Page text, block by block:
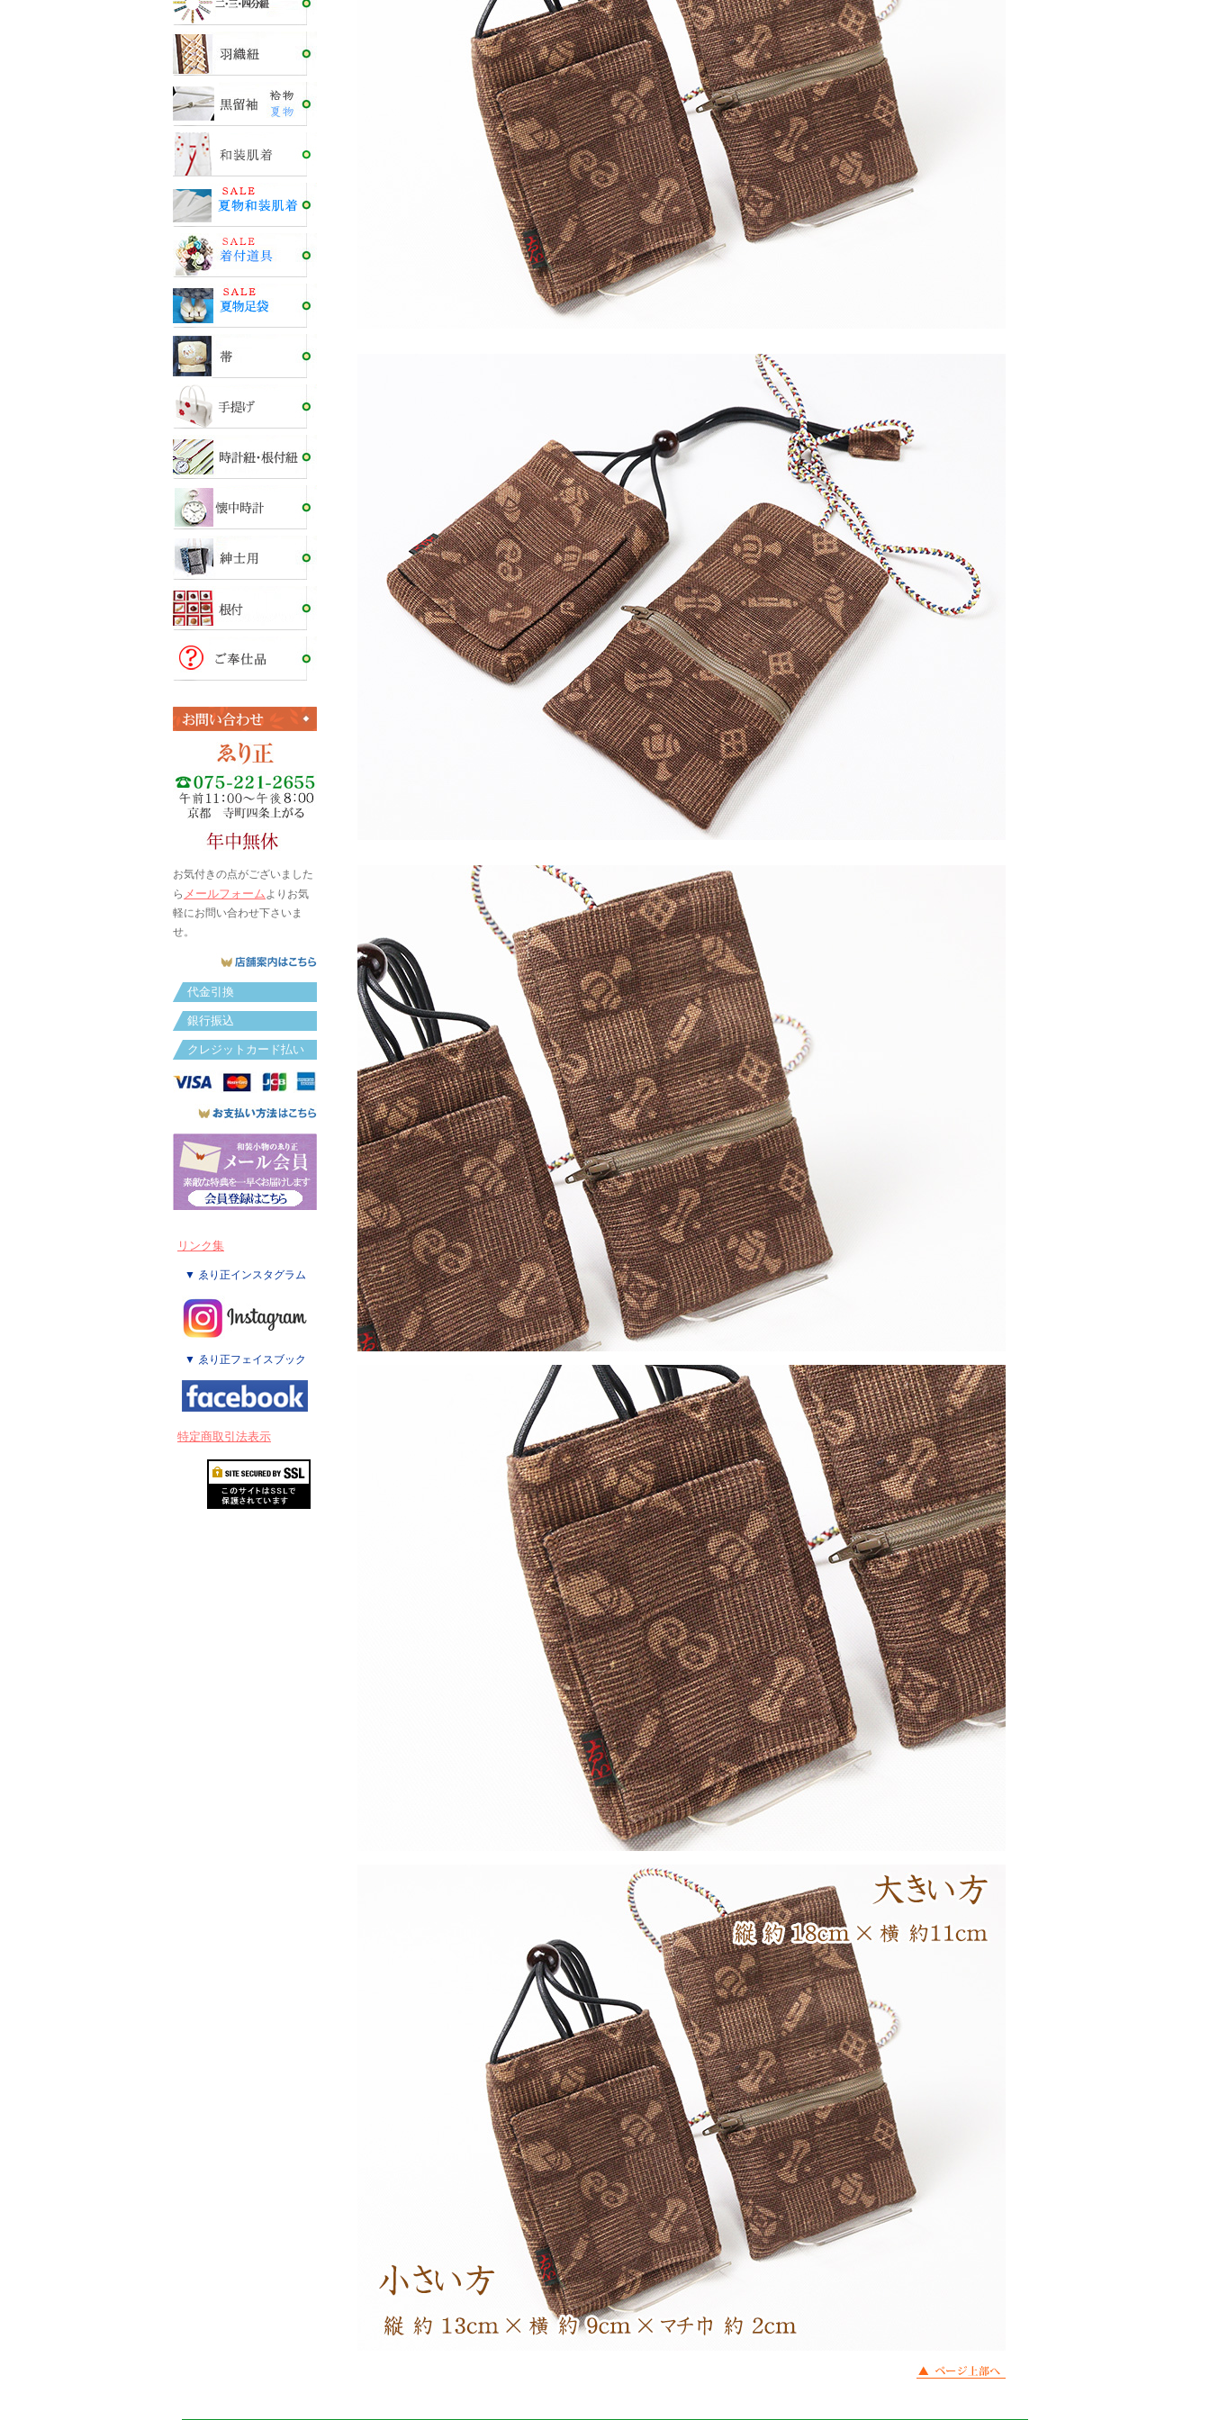
お気付きの点がございました
ら メールフォームよりお気
軽にお問い合わせ下さいま
せ。
代金引換
銀行振込
クレジットカード払い
リンク集
▼ ゑり正インスタグラム
▼ ゑり正フェイスブック
特定商取引法表示